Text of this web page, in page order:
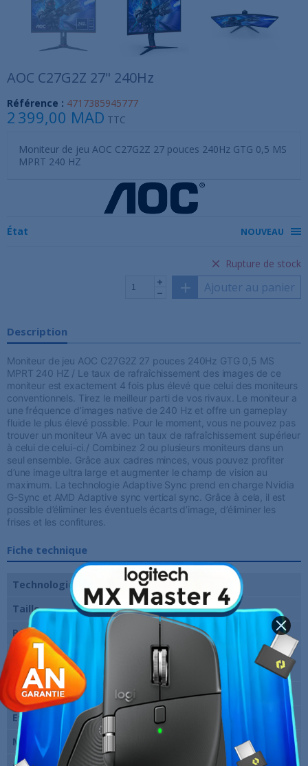
AOC C27G2Z 27" 240Hz
Référence : 4717385945777
2 399,00 MAD TTC
Moniteur de jeu AOC C27G2Z 27 pouces 240Hz GTG 0,5 MS
MPRT 240 HZ
État NOUVEAU
Rupture de stock
Ajouter au panier
Description
Moniteur de jeu AOC C27G2Z 27 pouces 240Hz GTG 0,5 MS
MPRT 240 HZ / Le taux de rafraîchissement des images de ce
moniteur est exactement 4 fois plus élevé que celui des moniteurs
conventionnels. Tirez le meilleur parti de vos rivaux. Le moniteur a
une fréquence d’images native de 240 Hz et offre un gameplay
fluide le plus élevé possible. Pour le moment, vous ne pouvez pas
trouver un moniteur VA avec un taux de rafraîchissement supérieur
à celui de celui-ci./ Combinez 2 ou plusieurs moniteurs dans un
seul ensemble. Grâce aux cadres minces, vous pouvez profiter
d’une image ultra large et augmenter le champ de vision au
maximum. La technologie Adaptive Sync prend en charge Nvidia
G-Sync et AMD Adaptive sync vertical sync. Grâce à cela, il est
possible d’éliminer les éventuels écarts d’image, d’éliminer les
frises et les confitures.
Fiche technique
Technologie de dalle
VA
Taille
27 pouces
Résolution
1920 x 1080 pixels (FHD)
Fréquence verticale
maxi
240 Hz
Temps de réponse
0.5 ms
Entrées vidéo
HDMI et DisplayPort
Marque